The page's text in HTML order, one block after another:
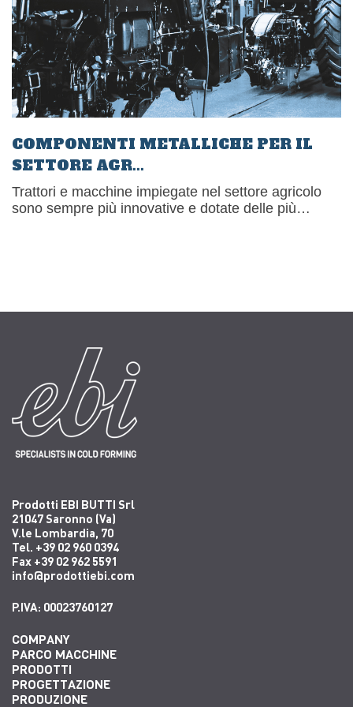
COMPONENTI METALLICHE PER IL
SETTORE AGR...
Trattori e macchine impiegate nel settore agricolo
sono sempre più innovative e dotate delle più
Prodotti EBI BUTTI Srl
21047 Saronno (Va)
V.le Lombardia, 70
Tel. +39 02 960 0394
Fax +39 02 962 5591
info@prodottiebi.com
P.IVA: 00023760127
COMPANY
PARCO MACCHINE
PRODOTTI
PROGETTAZIONE
PRODUZIONE